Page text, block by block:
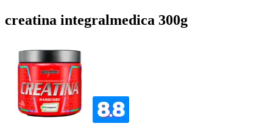
creatina integralmedica 300g